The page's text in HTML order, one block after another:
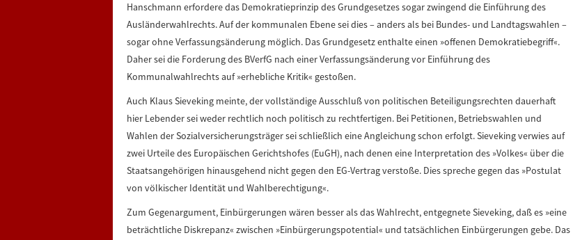
Hanschmann erfordere das Demokratieprinzip des Grundgesetzes sogar zwingend die Einführung des
Ausländerwahlrechts. Auf der kommunalen Ebene sei dies – anders als bei Bundes- und Landtagswahlen –
sogar ohne Verfassungsänderung möglich. Das Grundgesetz enthalte einen »offenen Demokratiebegriff«.
Daher sei die Forderung des BVerfG nach einer Verfassungsänderung vor Einführung des
Kommunalwahlrechts auf »erhebliche Kritik« gestoßen.
Auch Klaus Sieveking meinte, der vollständige Ausschluß von politischen Beteiligungsrechten dauerhaft
hier Lebender sei weder rechtlich noch politisch zu rechtfertigen. Bei Petitionen, Betriebswahlen und
Wahlen der Sozialversicherungsträger sei schließlich eine Angleichung schon erfolgt. Sieveking verwies auf
zwei Urteile des Europäischen Gerichtshofes (EuGH), nach denen eine Interpretation des »Volkes« über die
Staatsangehörigen hinausgehend nicht gegen den EG-Vertrag verstoße. Dies spreche gegen das »Postulat
von völkischer Identität und Wahlberechtigung«.
Zum Gegenargument, Einbürgerungen wären besser als das Wahlrecht, entgegnete Sieveking, daß es »eine
beträchtliche Diskrepanz« zwischen »Einbürgerungspotential« und tatsächlichen Einbürgerungen gebe. Das